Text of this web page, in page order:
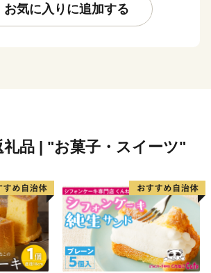
城を築城した太田道真・道灌父子の活
杉氏（おうぎがやつうえすぎし）が関
りながら、商品作物などを生産する近
歴史と文化を資源とする観光など、充
有しています。現在も、埼玉県南西部
して発展を続けています。
つながり、魅力があふれ、だれもが住
お気に入りに追加する
礼品 | "お菓子・スイーツ"